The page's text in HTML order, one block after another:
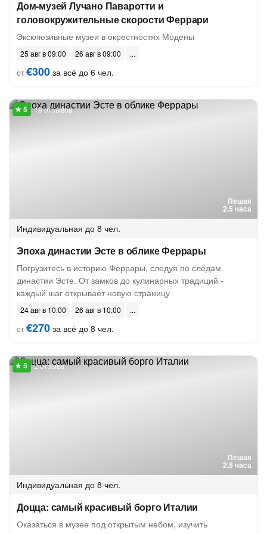
Дом-музей Лучано Паваротти и
головокружительные скорости Феррари
Эксклюзивные музеи в окрестностях Модены
25 авг в 09:00
26 авг в 09:00
от€300 за всё до 6 чел.
Пешая
2.5 часа
19 отзывов
Индивидуальная до 8 чел.
Эпоха династии Эсте в облике Феррары
Погрузитесь в историю Феррары, следуя по следам
династии Эсте. От замков до кулинарных традиций -
каждый шаг открывает новую страницу
24 авг в 10:00
26 авг в 10:00
от€270 за всё до 8 чел.
Пешая
2.5 часа
2 отзыва
Индивидуальная до 8 чел.
Доцца: самый красивый борго Италии
Оказаться в музее под открытым небом, изучить